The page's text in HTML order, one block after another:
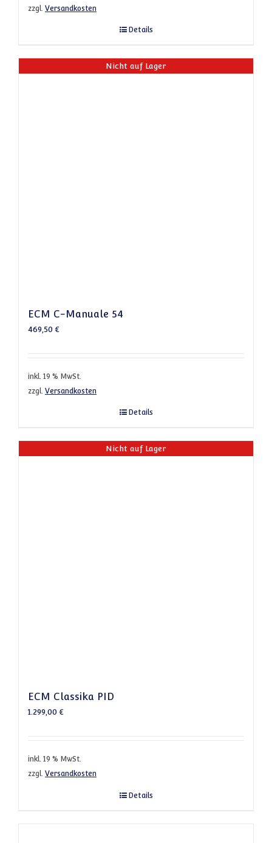
zzgl. Versandkosten
Details
Nicht auf Lager
ECM C-Manuale 54
469,50 €
inkl. 19 % MwSt.
zzgl. Versandkosten
Details
Nicht auf Lager
ECM Classika PID
1.299,00 €
inkl. 19 % MwSt.
zzgl. Versandkosten
Details